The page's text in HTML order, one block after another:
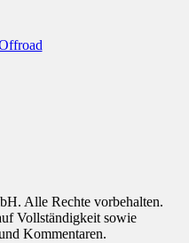
Alle Rechte vorbehalten.
Vollständigkeit sowie
Kommentaren.